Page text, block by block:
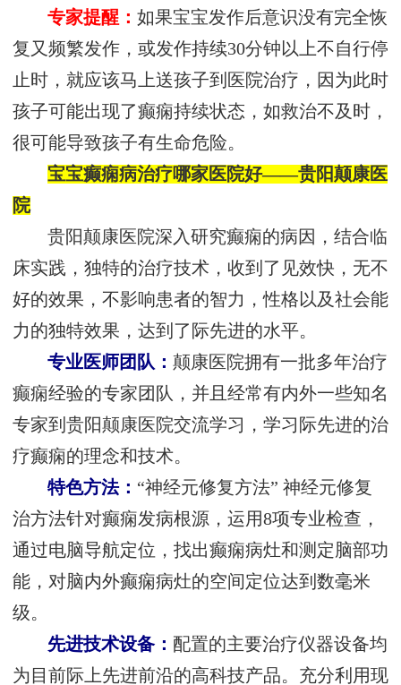
专家提醒：如果宝宝发作后意识没有完全恢
复又频繁发作，或发作持续30分钟以上不自行停
止时，就应该马上送孩子到医院治疗，因为此时
孩子可能出现了癫痫持续状态，如救治不及时，
很可能导致孩子有生命危险。
宝宝癫痫病治疗哪家医院好——贵阳颠康医
院
贵阳颠康医院深入研究癫痫的病因，结合临
床实践，独特的治疗技术，收到了见效快，无不
好的效果，不影响患者的智力，性格以及社会能
力的独特效果，达到了际先进的水平。
专业医师团队：颠康医院拥有一批多年治疗
癫痫经验的专家团队，并且经常有内外一些知名
专家到贵阳颠康医院交流学习，学习际先进的治
疗癫痫的理念和技术。
特色方法： “神经元修复方法” 神经元修复
治方法针对癫痫发病根源，运用8项专业检查，
通过电脑导航定位，找出癫痫病灶和测定脑部功
能，对脑内外癫痫病灶的空间定位达到数毫米
级。
先进技术设备： 配置的主要治疗仪器设备均
为目前际上先进前沿的高科技产品。充分利用现